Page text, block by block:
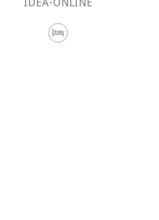
IDEA-ONLINE